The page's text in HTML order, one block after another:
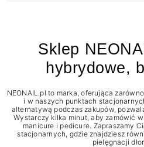
Sklep
hybrydowe,
NEONAIL.pl to marka, oferująca
i w naszych punktach
alternatywą podczas zakupów,
Wystarczy kilka minut, aby zamówić
manicure i pedicure. Zapraszamy
stacjonarnych, gdzie znajdziesz
pielęgnacji